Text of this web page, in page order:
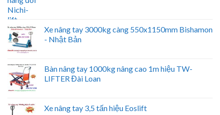
Xe nâng tay 3000kg càng 550x1150mm Bishamon
- Nhật Bản
Bàn nâng tay 1000kg nâng cao 1m hiệu TW-
LIFTER Đài Loan
Xe nâng tay 3,5 tấn hiệu Eoslift